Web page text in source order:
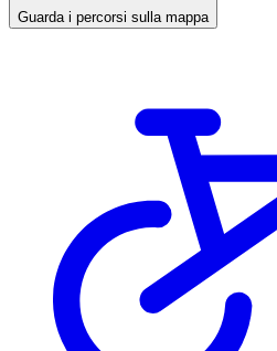
Guarda i percorsi sulla mappa